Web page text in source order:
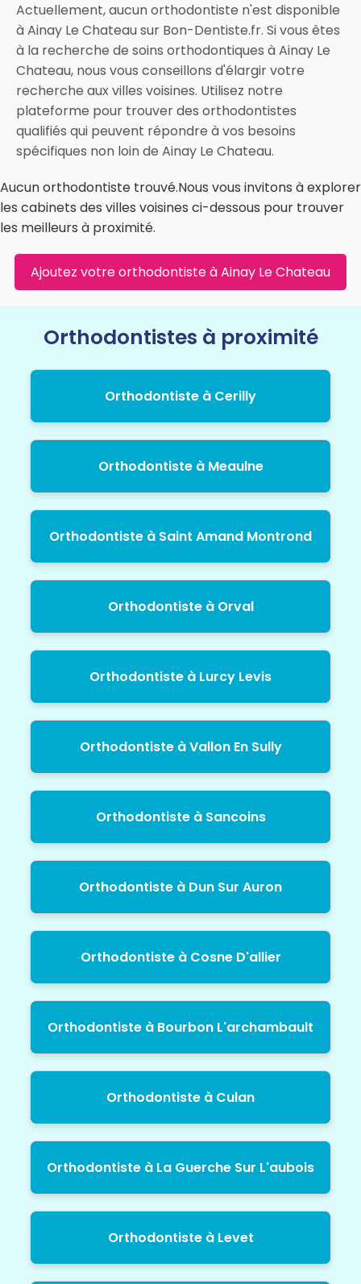
Actuellement, aucun orthodontiste n'est disponible
à Ainay Le Chateau sur Bon-Dentiste.fr. Si vous êtes
à la recherche de soins orthodontiques à Ainay Le
Chateau, nous vous conseillons d'élargir votre
recherche aux villes voisines. Utilisez notre
plateforme pour trouver des orthodontistes
qualifiés qui peuvent répondre à vos besoins
spécifiques non loin de Ainay Le Chateau.
Aucun orthodontiste trouvé.Nous vous invitons à explorer
les cabinets des villes voisines ci-dessous pour trouver
les meilleurs à proximité.
Ajoutez votre orthodontiste à Ainay Le Chateau
Orthodontistes à proximité
Orthodontiste à Cerilly
Orthodontiste à Meaulne
Orthodontiste à Saint Amand Montrond
Orthodontiste à Orval
Orthodontiste à Lurcy Levis
Orthodontiste à Vallon En Sully
Orthodontiste à Sancoins
Orthodontiste à Dun Sur Auron
Orthodontiste à Cosne D'allier
Orthodontiste à Bourbon L'archambault
Orthodontiste à Culan
Orthodontiste à La Guerche Sur L'aubois
Orthodontiste à Levet